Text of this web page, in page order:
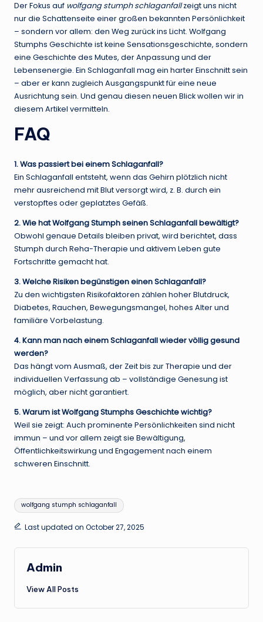
Der Fokus auf wolfgang stumph schlaganfallzeigt uns nicht
nur die Schattenseite einer großen bekannten Persönlichkeit
– sondern vor allem: den Weg zurück ins Licht. Wolfgang
Stumphs Geschichte ist keine Sensationsgeschichte, sondern
eine Geschichte des Mutes, der Anpassung und der
Lebensenergie. Ein Schlaganfall mag ein harter Einschnitt sein
– aber er kann zugleich Ausgangspunkt für eine neue
Ausrichtung sein. Und genau diesen neuen Blick wollen wir in
diesem Artikel vermitteln.
FAQ
1. Was passiert bei einem Schlaganfall?
Ein Schlaganfall entsteht, wenn das Gehirn plötzlich nicht
mehr ausreichend mit Blut versorgt wird, z. B. durch ein
verstopftes oder geplatztes Gefäß.
2. Wie hat Wolfgang Stumph seinen Schlaganfall bewältigt?
Obwohl genaue Details bleiben privat, wird berichtet, dass
Stumph durch Reha-Therapie und aktivem Leben gute
Fortschritte gemacht hat.
3. Welche Risiken begünstigen einen Schlaganfall?
Zu den wichtigsten Risikofaktoren zählen hoher Blutdruck,
Diabetes, Rauchen, Bewegungsmangel, hohes Alter und
familiäre Vorbelastung.
4. Kann man nach einem Schlaganfall wieder völlig gesund
werden?
Das hängt vom Ausmaß, der Zeit bis zur Therapie und der
individuellen Verfassung ab – vollständige Genesung ist
möglich, aber nicht garantiert.
5. Warum ist Wolfgang Stumphs Geschichte wichtig?
Weil sie zeigt: Auch prominente Persönlichkeiten sind nicht
immun – und vor allem zeigt sie Bewältigung,
Öffentlichkeitswirkung und Engagement nach einem
schweren Einschnitt.
Tags:
wolfgang stumph schlaganfall
Last updated on October 27, 2025
Admin
View All Posts